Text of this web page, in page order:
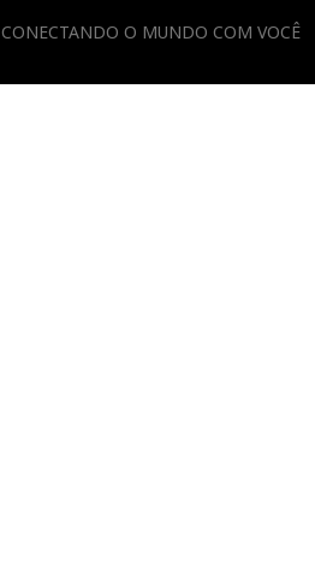
CONECTANDO O MUNDO COM VOCÊ